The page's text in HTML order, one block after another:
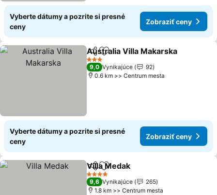
Vyberte dátumy a pozrite si presné
ceny
Zobraziť ceny
ZdieľaťPridať do obľúbených
Australia Villa Makarska
3 Počet hviezdičiek
9,0 Vynikajúce
92
0.6 km >> Centrum mesta
Vyberte dátumy a pozrite si presné
ceny
Zobraziť ceny
ZdieľaťPridať do obľúbených
Villa Medak
4 Počet hviezdičiek
9,6 Vynikajúce
265
1.8 km >> Centrum mesta